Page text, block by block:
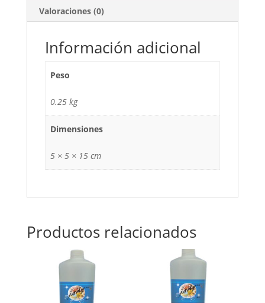
Valoraciones (0)
Información adicional
Peso
0.25 kg
Dimensiones
5 × 5 × 15 cm
Productos relacionados